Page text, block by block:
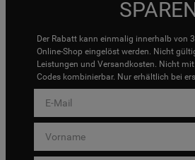
Der Rabatt kann einmalig innerhalb von
Online-Shop eingelöst werden. Nicht
Leistungen und Versandkosten. Nicht
Codes kombinierbar. Nur erhältlich bei